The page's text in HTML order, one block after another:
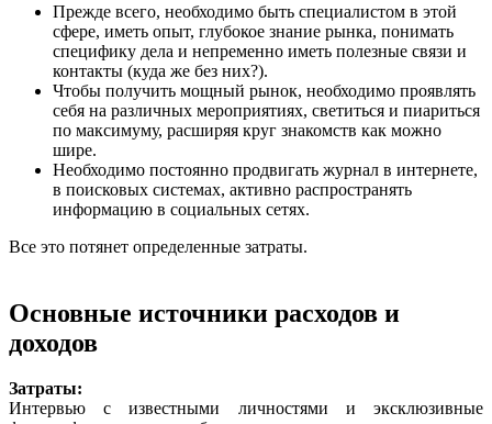
Прежде всего, необходимо быть специалистом в этой
сфере, иметь опыт, глубокое знание рынка, понимать
специфику дела и непременно иметь полезные связи и
контакты (куда же без них?).
Чтобы получить мощный рынок, необходимо проявлять
себя на различных мероприятиях, светиться и пиариться
по максимуму, расширяя круг знакомств как можно
шире.
Необходимо постоянно продвигать журнал в интернете,
в поисковых системах, активно распространять
информацию в социальных сетях.
Все это потянет определенные затраты.
Основные источники расходов и
доходов
Затраты:
Интервью с известными личностями и эксклюзивные